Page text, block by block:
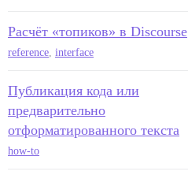
Расчёт «топиков» в Discourse
reference, interface
Публикация кода или
предварительно
отформатированного текста
how-to